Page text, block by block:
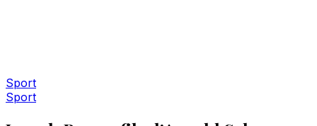
Sport
Sport